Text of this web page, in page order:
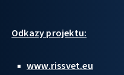
Odkazy projektu:
www.rissvet.eu